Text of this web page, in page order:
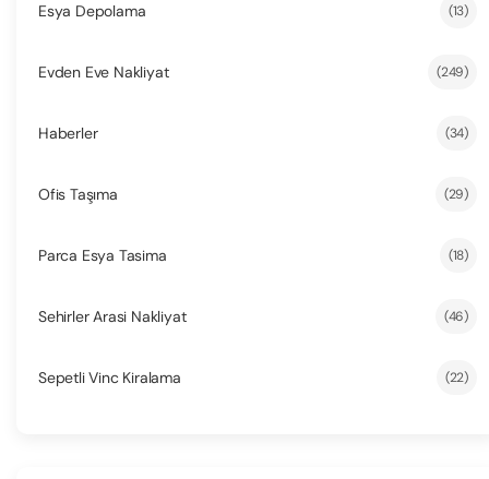
Esya Depolama (13)
Evden Eve Nakliyat (249)
Haberler (34)
Ofis Taşıma (29)
Parca Esya Tasima (18)
Sehirler Arasi Nakliyat (46)
Sepetli Vinc Kiralama (22)